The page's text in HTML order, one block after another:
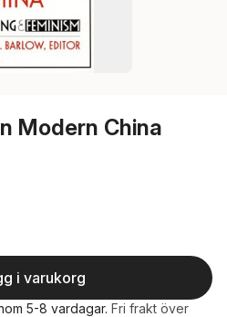
Modern China
i varukorg
5-8 vardagar. Fri frakt över